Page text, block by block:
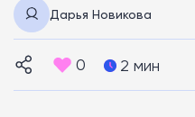
Дарья Новикова
0 2 мин